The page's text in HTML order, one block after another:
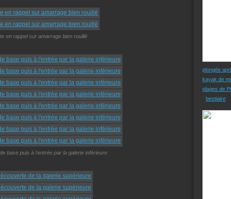
en rappel sur amarrage bien rouillé
base puis à l'entrée par la galerie inférieure
plongée
kayak de
plages de
bestiaire